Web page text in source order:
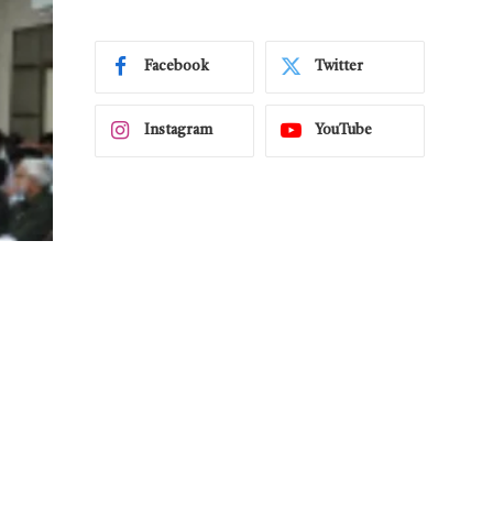
Facebook Twitter
Instagram YouTube